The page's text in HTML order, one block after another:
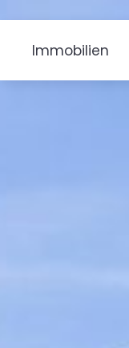
Immobilien